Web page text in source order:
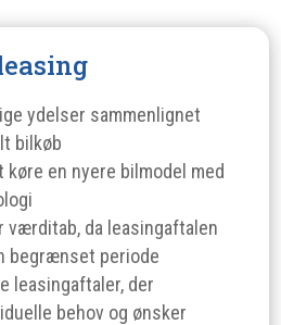
ydelser sammenlignet
bilkøb
køre en nyere bilmodel med
værditab, da leasingaftalen
begrænset periode
leasingaftaler, der
behov og ønsker